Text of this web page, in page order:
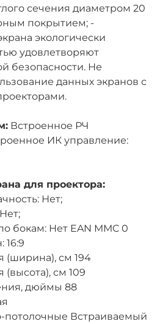
сечения диаметром 20
покрытием; -
экологически
удовлетворяют
безопасности. Не
данных экранов с
Встроенное РЧ
ИК управление:
для проектора:
Нет;
бокам: Нет EAN MMC 0
16:9
(ширина), см 194
см 109
дюймы 88
потолочные Встраиваемый